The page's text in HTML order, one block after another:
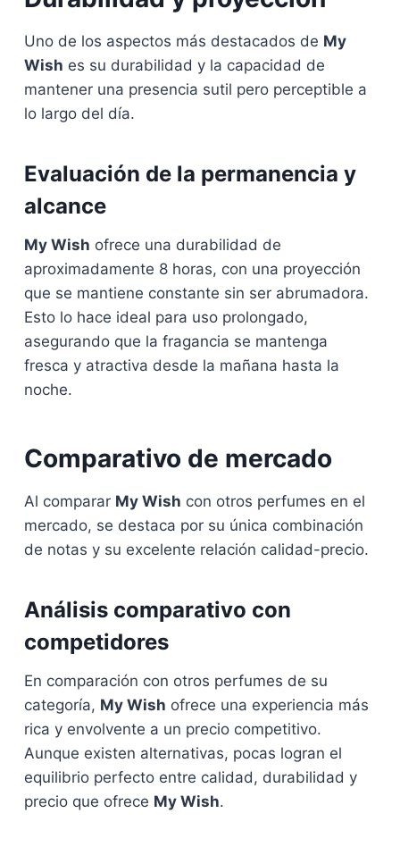
Uno de los aspectos más destacados de My
Wish es su durabilidad y la capacidad de
mantener una presencia sutil pero perceptible a
lo largo del día.
Evaluación de la permanencia y
alcance
My Wish ofrece una durabilidad de
aproximadamente 8 horas, con una proyección
que se mantiene constante sin ser abrumadora.
Esto lo hace ideal para uso prolongado,
asegurando que la fragancia se mantenga
fresca y atractiva desde la mañana hasta la
noche.
Comparativo de mercado
Al comparar My Wish con otros perfumes en el
mercado, se destaca por su única combinación
de notas y su excelente relación calidad-precio.
Análisis comparativo con
competidores
En comparación con otros perfumes de su
categoría, My Wish ofrece una experiencia más
rica y envolvente a un precio competitivo.
Aunque existen alternativas, pocas logran el
equilibrio perfecto entre calidad, durabilidad y
precio que ofrece My Wish.